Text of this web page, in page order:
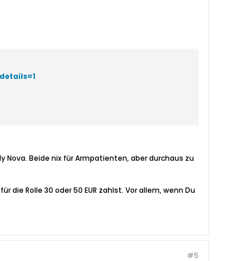
Nova. Beide nix für Armpatienten, aber durchaus zu
die Rolle 30 oder 50 EUR zahlst. Vor allem, wenn Du
#5